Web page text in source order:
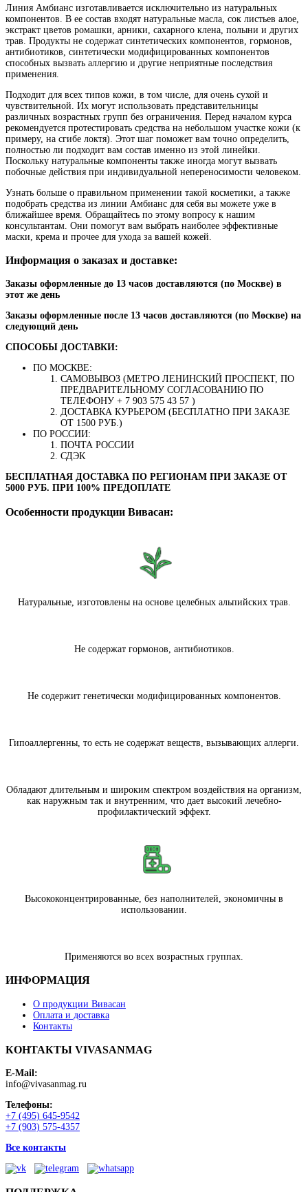
Линия Амбианс изготавливается исключительно из натуральных
компонентов. В ее состав входят натуральные масла, сок листьев алое,
экстракт цветов ромашки, арники, сахарного клена, полыни и других
трав. Продукты не содержат синтетических компонентов, гормонов,
антибиотиков, синтетически модифицированных компонентов
способных вызвать аллергию и другие неприятные последствия
применения.
Подходит для всех типов кожи, в том числе, для очень сухой и
чувствительной. Их могут использовать представительницы
различных возрастных групп без ограничения. Перед началом курса
рекомендуется протестировать средства на небольшом участке кожи (к
примеру, на сгибе локтя). Этот шаг поможет вам точно определить,
полностью ли подходит вам состав именно из этой линейки.
Поскольку натуральные компоненты также иногда могут вызвать
побочные действия при индивидуальной непереносимости человеком.
Узнать больше о правильном применении такой косметики, а также
подобрать средства из линии Амбианс для себя вы можете уже в
ближайшее время. Обращайтесь по этому вопросу к нашим
консультантам. Они помогут вам выбрать наиболее эффективные
маски, крема и прочее для ухода за вашей кожей.
Информация о заказах и доставке:
Заказы оформленные до 13 часов доставляются (по Москве) в
этот же день
Заказы оформленные после 13 часов доставляются (по Москве) на
следующий день
СПОСОБЫ ДОСТАВКИ:
ПО МОСКВЕ:
САМОВЫВОЗ (МЕТРО ЛЕНИНСКИЙ ПРОСПЕКТ, ПО
ПРЕДВАРИТЕЛЬНОМУ СОГЛАСОВАНИЮ ПО
ТЕЛЕФОНУ + 7 903 575 43 57 )
ДОСТАВКА КУРЬЕРОМ (БЕСПЛАТНО ПРИ ЗАКАЗЕ
ОТ 1500 РУБ.)
ПО РОССИИ:
ПОЧТА РОССИИ
СДЭК
БЕСПЛАТНАЯ ДОСТАВКА ПО РЕГИОНАМ ПРИ ЗАКАЗЕ ОТ
5000 РУБ. ПРИ 100% ПРЕДОПЛАТЕ
Особенности продукции Вивасан:
Натуральные, изготовлены на основе целебных альпийских трав.
Не содержат гормонов, антибиотиков.
Не содержит генетически модифицированных компонентов.
Гипоаллергенны, то есть не содержат веществ, вызывающих аллерги.
Обладают длительным и широким спектром воздействия на организм,
как наружным так и внутренним, что дает высокий лечебно-
профилактический эффект.
Высококонцентрированные, без наполнителей, экономичны в
использовании.
Применяются во всех возрастных группах.
ИНФОРМАЦИЯ
О продукции Вивасан
Оплата и доставка
Контакты
КОНТАКТЫ VIVASANMAG
E-Mail:
info@vivasanmag.ru
Телефоны:
+7 (495) 645-9542
+7 (903) 575-4357
Все контакты